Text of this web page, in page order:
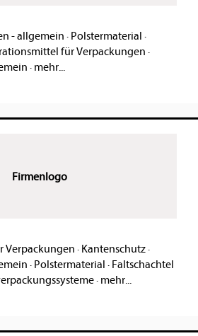
- allgemein · Polstermaterial ·
für Verpackungen ·
· mehr...
Firmenlogo
Verpackungen · Kantenschutz·
· Polstermaterial · Faltschachtel
· mehr...